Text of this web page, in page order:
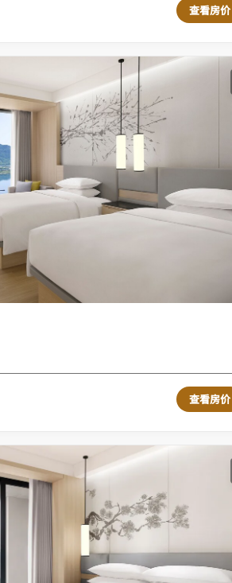
查看房价
查看房价